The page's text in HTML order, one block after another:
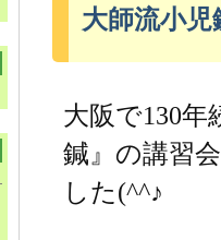
大師流小
大阪で130年
鍼』の講習
した(^^♪